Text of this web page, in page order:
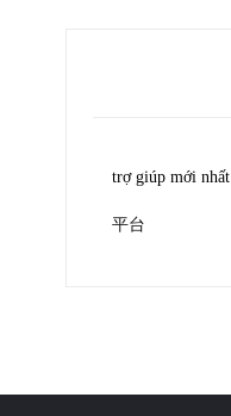
trợ giúp mới nhất
平台